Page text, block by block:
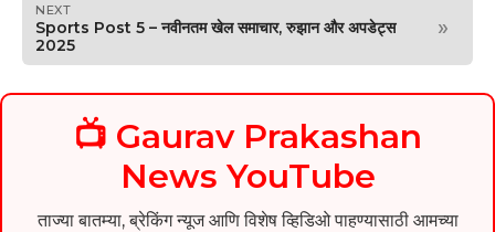
NEXT
Sports Post 5 – नवीनतम खेल समाचार, रुझान और अपडेट्स
2025
»
📺 Gaurav Prakashan
News YouTube
ताज्या बातम्या, ब्रेकिंग न्यूज आणि विशेष व्हिडिओ पाहण्यासाठी आमच्या